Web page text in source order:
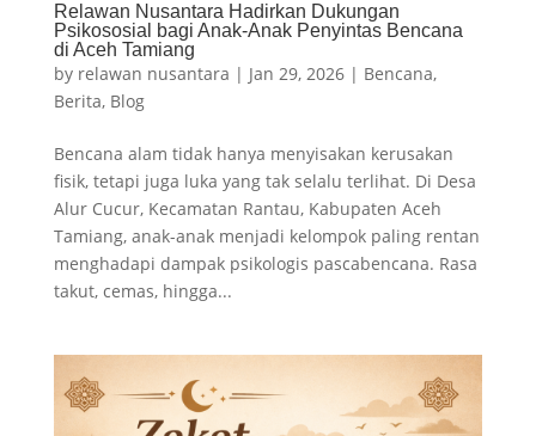
Relawan Nusantara Hadirkan Dukungan
Psikososial bagi Anak-Anak Penyintas Bencana
di Aceh Tamiang
by relawan nusantara | Jan 29, 2026| Bencana,
Berita, Blog
Bencana alam tidak hanya menyisakan kerusakan
fisik, tetapi juga luka yang tak selalu terlihat. Di Desa
Alur Cucur, Kecamatan Rantau, Kabupaten Aceh
Tamiang, anak-anak menjadi kelompok paling rentan
menghadapi dampak psikologis pascabencana. Rasa
takut, cemas, hingga...